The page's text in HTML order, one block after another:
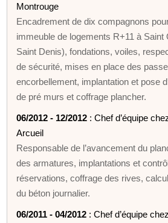
Montrouge
Encadrement de dix compagnons
immeuble de logements R+11 à Saint
Saint Denis), fondations, voiles,
de sécurité, mises en place des
encorbellement, implantation et pose
de pré murs et coffrage plancher.
06/2012 - 12/2012 : Chef d’équipe
Arcueil
Responsable de l’avancement du
des armatures, implantations et
réservations, coffrage des rives,
du béton journalier.
06/2011 - 04/2012 : Chef d’équipe